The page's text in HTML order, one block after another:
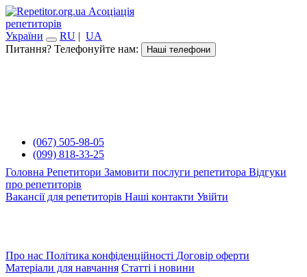
Асоціація
репетиторів
України
RU | UA
Питання? Телефонуйте нам:
Наші телефони
(067) 505-98-05
(099) 818-33-25
Головна Репетитори Замовити послуги репетитора Відгуки
про репетиторів
Вакансії для репетиторів Наші контакти Увійти
Про нас Політика конфіденційності Договір оферти
Матеріали для навчання Статті і новини